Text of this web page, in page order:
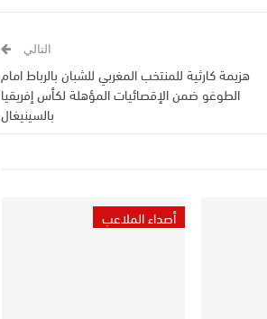
التالي
هزيمة كارثية للمنتخب المغربي للشبان بالرباط امام
الطوغو ضمن الإقصائيات المؤهلة لكأس إفريقيا
بالسينيغال
أصداء الملاعب